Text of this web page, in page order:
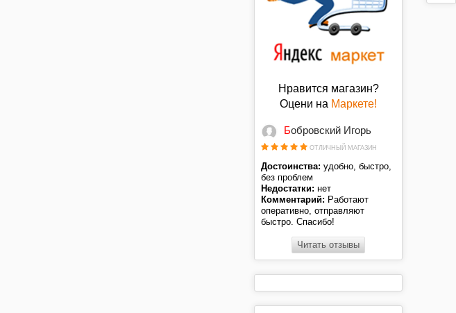
Нравится магазин?
Оцени на Маркете!
Бобровский Игорь
ОТЛИЧНЫЙ МАГАЗИН
Достоинства: удобно, быстро,
без проблем
Недостатки: нет
Комментарий: Работают
оперативно, отправляют
быстро. Спасибо!
Читать отзывы